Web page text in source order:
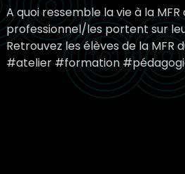
A quoi ressemble la vie à la
professionnel/les portent sur
Retrouvez les élèves de la MFR
#atelier #formation